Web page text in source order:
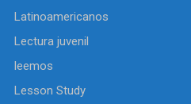
Latinoamericanos
Lectura juvenil
leemos
Lesson Study